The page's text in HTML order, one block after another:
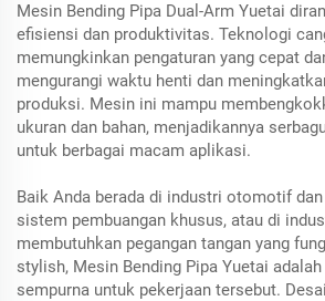
Mesin Bending Pipa Dual-Arm Yuetai
efisiensi dan produktivitas. Teknologi
memungkinkan pengaturan yang cepat
mengurangi waktu henti dan
produksi. Mesin ini mampu
ukuran dan bahan, menjadikannya
untuk berbagai macam aplikasi.
Baik Anda berada di industri otomotif
sistem pembuangan khusus, atau di
membutuhkan pegangan tangan yang
stylish, Mesin Bending Pipa Yuetai
sempurna untuk pekerjaan tersebut.